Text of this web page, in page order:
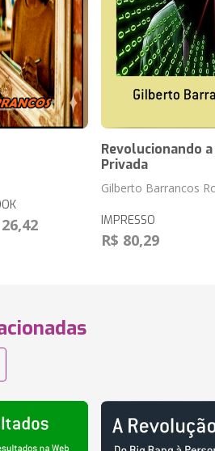
Revolucionando
Privada
Gilberto Barrancos
IMPRESSO
R$ 80,29